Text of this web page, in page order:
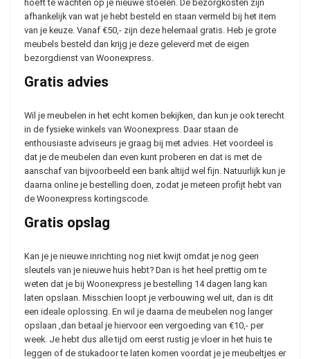
hoeft te wachten op je nieuwe stoelen. De bezorgkosten zijn
afhankelijk van wat je hebt besteld en staan vermeld bij het item
van je keuze. Vanaf €50,- zijn deze helemaal gratis. Heb je grote
meubels besteld dan krijg je deze geleverd met de eigen
bezorgdienst van Woonexpress.
Gratis advies
Wil je meubelen in het echt komen bekijken, dan kun je ook terecht
in de fysieke winkels van Woonexpress. Daar staan de
enthousiaste adviseurs je graag bij met advies. Het voordeel is
dat je de meubelen dan even kunt proberen en dat is met de
aanschaf van bijvoorbeeld een bank altijd wel fijn. Natuurlijk kun je
daarna online je bestelling doen, zodat je meteen profijt hebt van
de Woonexpress kortingscode.
Gratis opslag
Kan je je nieuwe inrichting nog niet kwijt omdat je nog geen
sleutels van je nieuwe huis hebt? Dan is het heel prettig om te
weten dat je bij Woonexpress je bestelling 14 dagen lang kan
laten opslaan. Misschien loopt je verbouwing wel uit, dan is dit
een ideale oplossing. En wil je daarna de meubelen nog langer
opslaan ,dan betaal je hiervoor een vergoeding van €10,- per
week. Je hebt dus alle tijd om eerst rustig je vloer in het huis te
leggen of de stukadoor te laten komen voordat je je meubeltjes er